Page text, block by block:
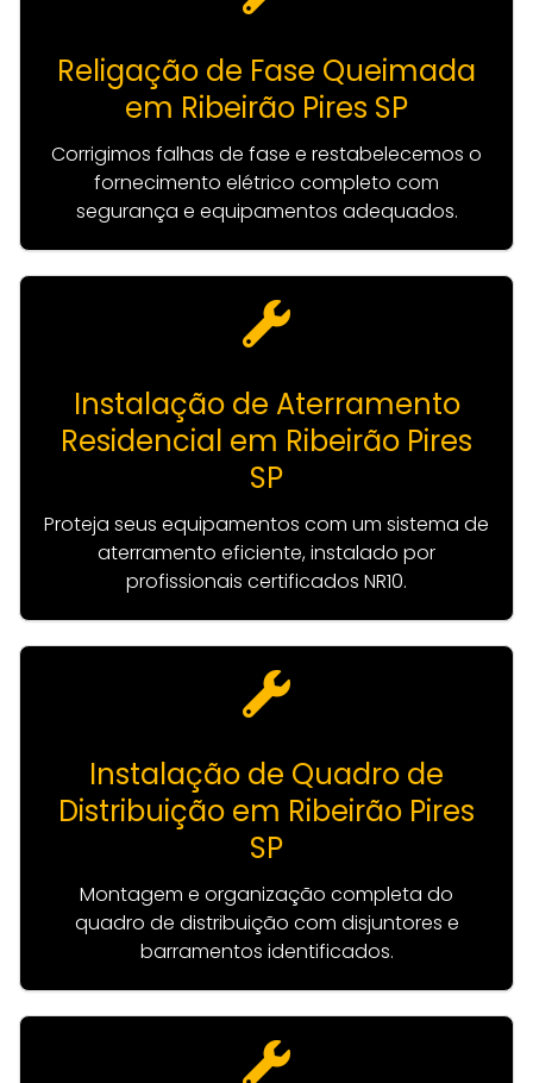
Religação de Fase Queimada
em Ribeirão Pires SP
Corrigimos falhas de fase e restabelecemos o
fornecimento elétrico completo com
segurança e equipamentos adequados.
Instalação de Aterramento
Residencial em Ribeirão Pires
SP
Proteja seus equipamentos com um sistema de
aterramento eficiente, instalado por
profissionais certificados NR10.
Instalação de Quadro de
Distribuição em Ribeirão Pires
SP
Montagem e organização completa do
quadro de distribuição com disjuntores e
barramentos identificados.